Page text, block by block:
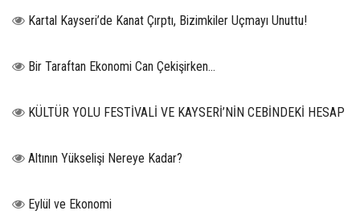
Kartal Kayseri’de Kanat Çırptı, Bizimkiler Uçmayı Unuttu!
Bir Taraftan Ekonomi Can Çekişirken…
KÜLTÜR YOLU FESTİVALİ VE KAYSERİ’NİN CEBİNDEKİ HESAP
Altının Yükselişi Nereye Kadar?
Eylül ve Ekonomi